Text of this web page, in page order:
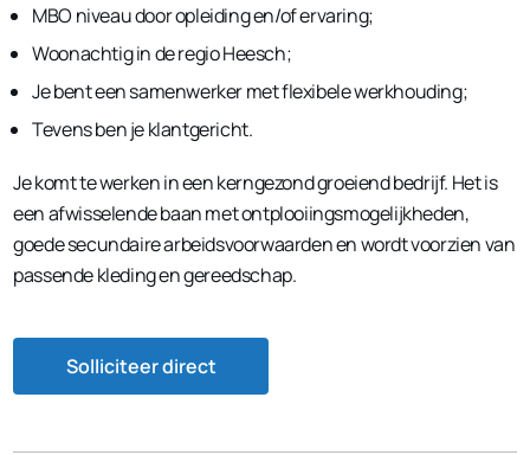
MBO niveau door opleiding en/of ervaring;
Woonachtig in de regio Heesch;
Je bent een samenwerker met flexibele werkhouding;
Tevens ben je klantgericht.
Je komt te werken in een kerngezond groeiend bedrijf. Het is
een afwisselende baan met ontplooiingsmogelijkheden,
goede secundaire arbeidsvoorwaarden en wordt voorzien van
passende kleding en gereedschap.
Solliciteer direct